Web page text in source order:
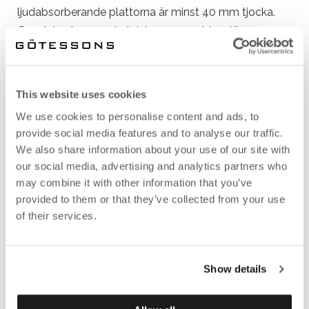
This website uses cookies
We use cookies to personalise content and ads, to
provide social media features and to analyse our traffic.
We also share information about your use of our site with
our social media, advertising and analytics partners who
may combine it with other information that you’ve
provided to them or that they’ve collected from your use
of their services.
Show details
ljudabsorberande plattorna är minst 40 mm tjocka.
Om det saknas undertak kan man addera lösa
ljudabsorbenter för att få en likvärdig effekt av
ljudabsorption.
som finns i rummet, och bidrar också till att ljud hörs
på långa avstånd. För att minska efterklangstiden i